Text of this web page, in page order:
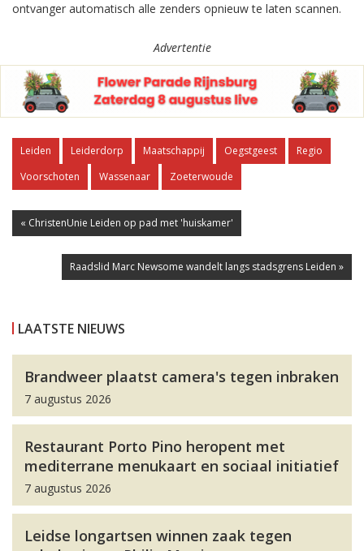
ontvanger automatisch alle zenders opnieuw te laten scannen.
Advertentie
Leiden Leiderdorp Maatschappij Oegstgeest
Regio
Voorschoten
Wassenaar Zoeterwoude
« ChristenUnie Leiden op pad met 'huiskamer'
Raadslid Marc Newsome wandelt langs stadsgrens Leiden »
LAATSTE NIEUWS
Brandweer plaatst camera's tegen inbraken
7 augustus 2026
Restaurant Porto Pino heropent met
mediterrane menukaart en sociaal initiatief
7 augustus 2026
Leidse longartsen winnen zaak tegen